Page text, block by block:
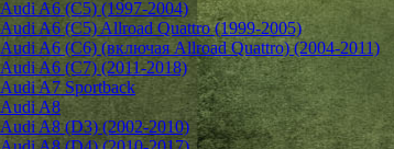
Audi A6 (C5) (1997-2004)
Audi A6 (C5) Allroad Quattro (1999-2005)
Audi A6 (C6) (включая Allroad Quattro) (2004-2011)
Audi A6 (C7) (2011-2018)
Audi A7 Sportback
Audi A8
Audi A8 (D3) (2002-2010)